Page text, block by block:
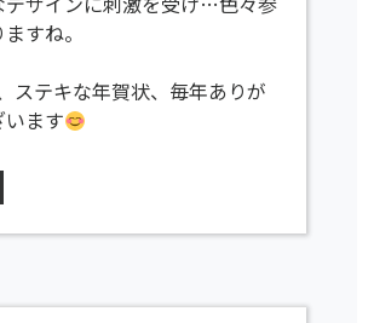
すね。
ステキな年賀状、毎年ありが
います